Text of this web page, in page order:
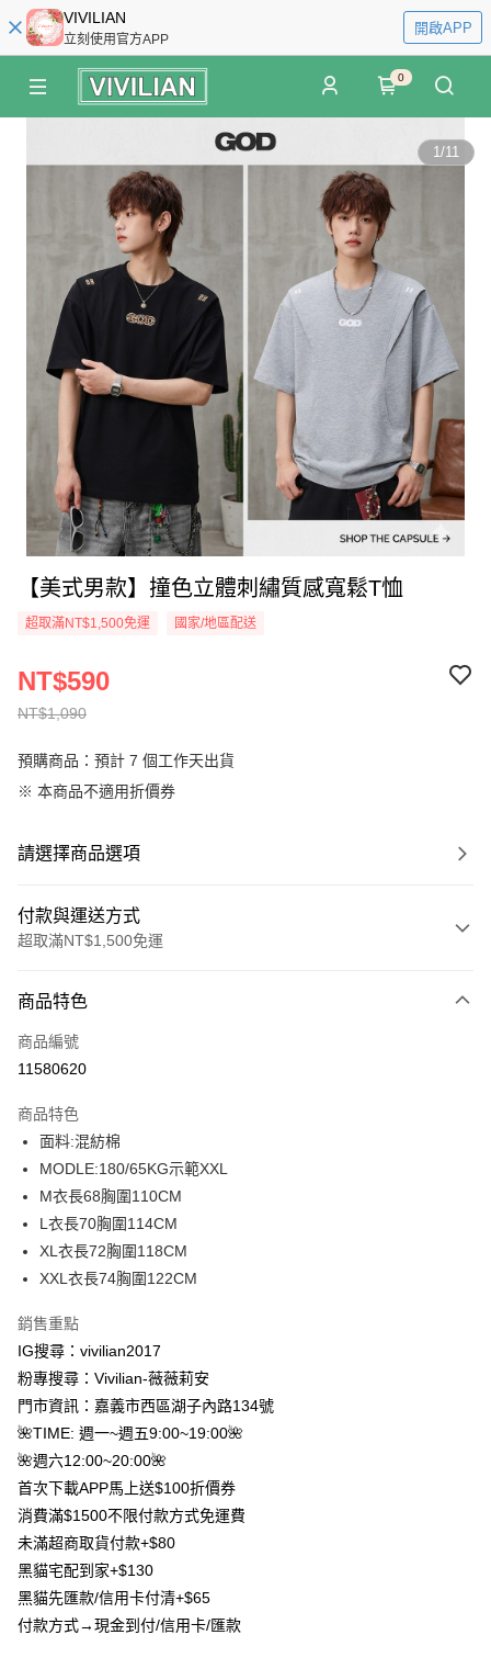
VIVILIAN
立刻使用官方APP
開啟APP
0
1/11
【美式男款】撞色立體刺繡質感寬鬆T恤
超取滿NT$1,500免運 國家/地區配送
NT$1,090
NT$590
預購商品：預計 7 個工作天出貨
※ 本商品不適用折價券
請選擇商品選項
付款與運送方式
超取滿NT$1,500免運
信用卡一次付款
信用卡分期付款
合作金庫商業銀行
華南商業銀行
上海商業儲蓄銀行
國泰世華商業銀行
臺灣中小企業銀行
匯豐（台灣）商業銀行
聯邦商業銀行
元大商業銀行
台新國際商業銀行
台灣樂天信用卡公司
超商取貨付款
LINE Pay
Apple Pay
街口支付
Google Pay
大哥付你分期
相關說明
【大哥付你分期使用說明】
2.付款方式選擇「大哥付你分期」，訂單成立後會自動跳轉到大哥付的交易
流程，驗證手機門號後，選擇欲分期的期數、繳款截止日，確認付款後即完
成交易。
3.實際核准額度、可分期數及費用金額請依後續交易確認頁面所載為準。
4.訂單成立30分鐘內，如未前往確認交易或遇審核未通過，訂單將自動取
消。如遇「轉專審核」未通過狀況，表示未達大哥付你分期系統評分，恕無
【繳款方式說明】
1.分期款項不併入電信帳單，「大哥付你分期」於每月結算日後寄送繳費提
AFTEE先享後付
相關說明
【關於「AFTEE先享後付」】
AFTEE先享後付是「在收到商品之後才付款」的支付方式。 讓您購物簡單
便利好安心！
１．簡單：不需註冊會員、不需綁卡、不需儲值。
２．便利：只要手機號碼，簡訊認證，即可結帳。
３．安心：先確認商品／服務後，再付款。
【「AFTEE先享後付」結帳流程】
ATM付款
貨到付款
運送方式
商品特色
商品編號
11580620
商品特色
面料:混紡棉
MODLE:180/65KG示範XXL
M衣長68胸圍110CM
L衣長70胸圍114CM
XL衣長72胸圍118CM
XXL衣長74胸圍122CM
銷售重點
IG搜尋：vivilian2017
粉專搜尋：Vivilian-薇薇莉安
門市資訊：嘉義市西區湖子內路134號
🌺TIME: 週一~週五9:00~19:00🌺
🌺週六12:00~20:00🌺
首次下載APP馬上送$100折價券
消費滿$1500不限付款方式免運費
未滿超商取貨付款+$80
黑貓宅配到家+$130
黑貓先匯款/信用卡付清+$65
付款方式→現金到付/信用卡/匯款